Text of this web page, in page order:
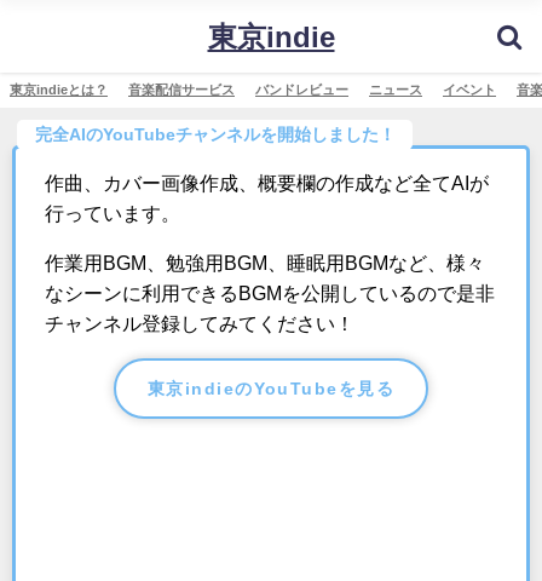
東京indie
東京indieとは？ 音楽配信サービス バンドレビュー ニュース イベント 音
完全AIのYouTubeチャンネルを開始しました！
作曲、カバー画像作成、概要欄の作成など全てAIが
行っています。
作業用BGM、勉強用BGM、睡眠用BGMなど、様々
なシーンに利用できるBGMを公開しているので是非
チャンネル登録してみてください！
東京indieのYouTubeを見る